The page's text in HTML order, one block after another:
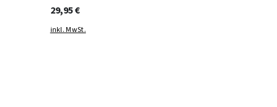
29,95 €
inkl. MwSt.